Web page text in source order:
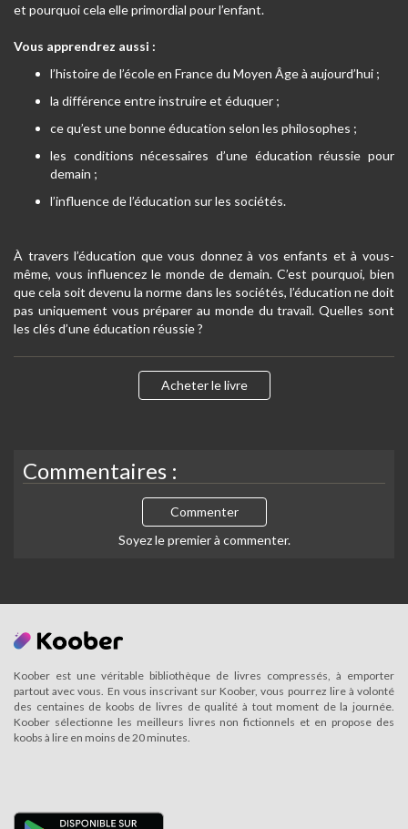
et pourquoi cela elle primordial pour l’enfant.
Vous apprendrez aussi :
l’histoire de l’école en France du Moyen Âge à aujourd’hui ;
la différence entre instruire et éduquer ;
ce qu’est une bonne éducation selon les philosophes ;
les conditions nécessaires d’une éducation réussie pour
demain ;
l’influence de l’éducation sur les sociétés.
À travers l’éducation que vous donnez à vos enfants et à vous-
même, vous influencez le monde de demain. C’est pourquoi, bien
que cela soit devenu la norme dans les sociétés, l’éducation ne doit
pas uniquement vous préparer au monde du travail. Quelles sont
les clés d’une éducation réussie ?
Acheter le livre
Commentaires :
Commenter
Soyez le premier à commenter.
Koober est une véritable bibliothèque de livres compressés, à emporter
partout avec vous. En vous inscrivant sur Koober, vous pourrez lire à volonté
des centaines de koobs de livres de qualité à tout moment de la journée.
Koober sélectionne les meilleurs livres non fictionnels et en propose des
koobs à lire en moins de 20 minutes.